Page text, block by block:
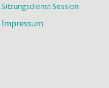
SitzungsdienstSession(Wird in
Impressum